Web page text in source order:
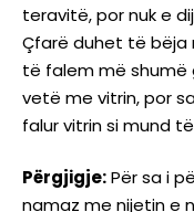
teravitë, por nuk e
Çfarë duhet të bëja
të falem më
vetë me vitrin, por
falur vitrin si mund
Përgjigje:Për sa i
namaz me nijetin e